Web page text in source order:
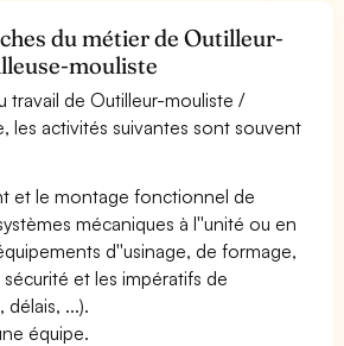
du métier de Outilleur-
mouliste
travail de Outilleur-mouliste /
les activités suivantes sont souvent
et le montage fonctionnel de
mécaniques à l''unité ou en
d''usinage, de formage,
et les impératifs de
...).
équipe.